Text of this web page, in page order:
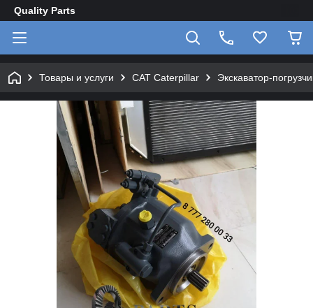
Quality Parts
Товары и услуги CAT Caterpillar Экскаватор-